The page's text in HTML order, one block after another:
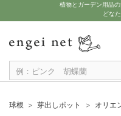
植物とガーデン用品
どな
球根 芽出しポット オリエ